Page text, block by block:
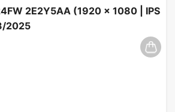
2E2Y5AA (1920 x 1080 | IPS
2025